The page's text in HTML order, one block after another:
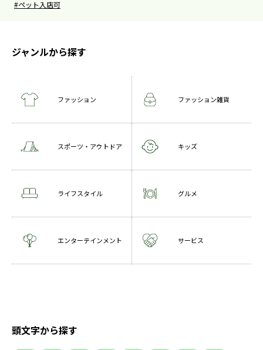
#ペット入店可
ジャンルから探す
ファッション ファッション雑貨
スポーツ・アウトドア キッズ
ライフスタイル グルメ
エンターテインメント サービス
頭文字から探す